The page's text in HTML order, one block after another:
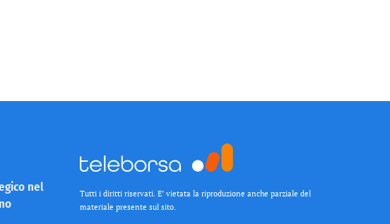
nel
Tutti i diritti riservati. E’ vietata la riproduzione anche parziale del
materiale presente sul sito.